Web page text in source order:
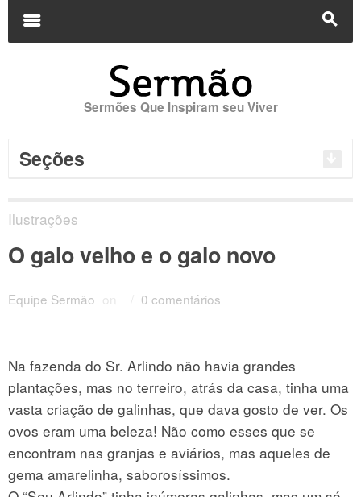
s
m
Sermões Que Inspiram seu Viver
Seções
Ilustrações
O galo velho e o galo novo
Equipe Sermão on 0 comentários
Na fazenda do Sr. Arlindo não havia grandes
plantações, mas no terreiro, atrás da casa, tinha uma
vasta criação de galinhas, que dava gosto de ver. Os
ovos eram uma beleza! Não como esses que se
encontram nas granjas e aviários, mas aqueles de
gema amarelinha, saborosíssimos.